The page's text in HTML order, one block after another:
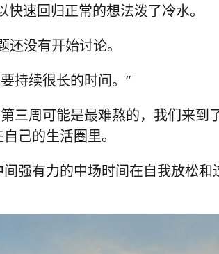
速回归正常的想法泼了冷水。
没有开始讨论。
持续很长的时间。”
三周可能是最难熬的，我们来到
己的生活圈里。
强有力的中场时间在自我放松和